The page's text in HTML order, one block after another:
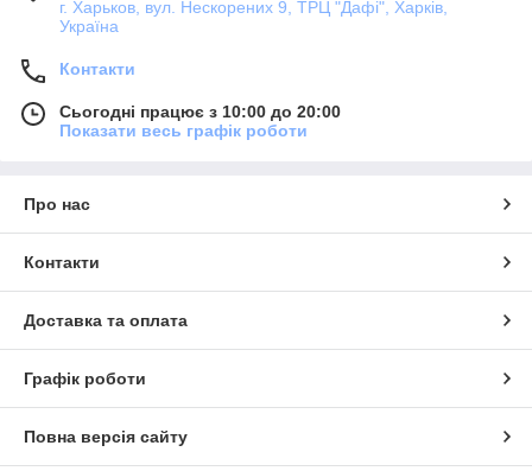
г. Харьков, вул. Нескорених 9, ТРЦ "Дафі", Харків,
Україна
Контакти
Сьогодні працює з 10:00 до 20:00
Показати весь графік роботи
Про нас
Контакти
Доставка та оплата
Графік роботи
Повна версія сайту